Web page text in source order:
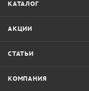
КАТАЛОГ
АКЦИИ
СТАТЬИ
КОМПАНИЯ